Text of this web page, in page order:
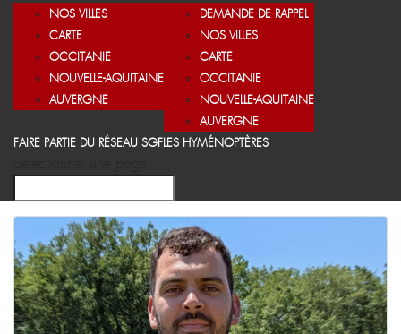
NOS VILLES
CARTE
OCCITANIE
NOUVELLE-AQUITAINE
AUVERGNE
DEMANDE DE RAPPEL
NOS VILLES
CARTE
OCCITANIE
NOUVELLE-AQUITAINE
AUVERGNE
FAIRE PARTIE DU RÉSEAU SGFLES HYMÉNOPTÈRES